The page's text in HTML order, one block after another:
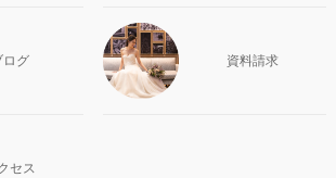
ログ 資料請求
セス